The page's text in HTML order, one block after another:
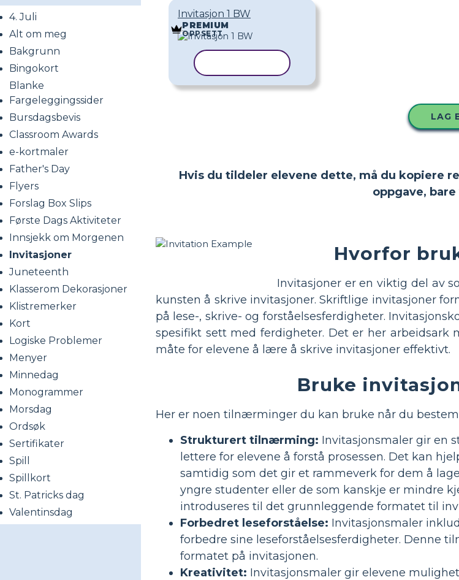
4. Juli
Alt om meg
Bakgrunn
Bingokort
Blanke
Fargeleggingssider
Bursdagsbevis
Classroom Awards
e-kortmaler
Father's Day
Flyers
Forslag Box Slips
Første Dags Aktiviteter
Innsjekk om Morgenen
Invitasjoner
Juneteenth
Klasserom Dekorasjoner
Klistremerker
Kort
Logiske Problemer
Menyer
Minnedag
Monogrammer
Morsdag
Ordsøk
Sertifikater
Spill
Spillkort
St. Patricks dag
Valentinsdag
Invitasjon 1 BW
PREMIUM
OPPSETT
LAG
Hvis du tildeler elevene dette, må du kopiere
oppgave,
Hvorfor
Invitasjoner er en viktig del av
kunsten å skrive invitasjoner. Skriftlige invitasjoner
på lese-, skrive- og forståelsesferdigheter.
spesifikt sett med ferdigheter. Det er her
måte for elevene å lære å skrive invitasjoner effektivt.
Bruke
Her er noen tilnærminger du kan bruke når du
Strukturert tilnærming: Invitasjonsmaler gir en
lettere for elevene å forstå prosessen. Det kan
samtidig som det gir et rammeverk for dem å
yngre studenter eller de som kanskje er mindre
introduseres til det grunnleggende formatet til
Forbedret leseforståelse: Invitasjonsmaler
forbedre sine leseforståelsesferdigheter. Denne
formatet på invitasjonen.
Kreativitet: Invitasjonsmaler gir elevene